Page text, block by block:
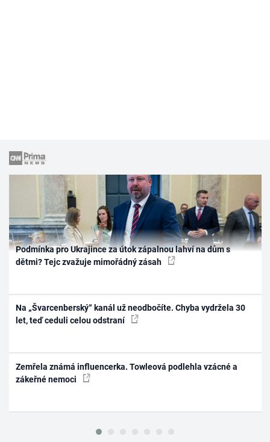
Podmínka pro Ukrajince za útok zápalnou lahví na dům s
dětmi? Tejc zvažuje mimořádný zásah
Na „Švarcenberský“ kanál už neodbočíte. Chyba vydržela 30
let, teď ceduli celou odstraní
Zemřela známá influencerka. Towleová podlehla vzácné a
zákeřné nemoci